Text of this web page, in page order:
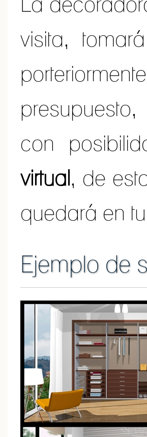
visita,
con
virtual, de
quedará en
Ejemplo de